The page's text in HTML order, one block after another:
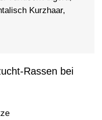
Kurzhaar,
Rassen bei